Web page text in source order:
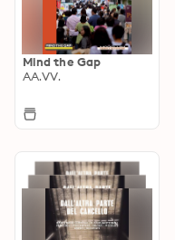
Mind the Gap
AA.VV.